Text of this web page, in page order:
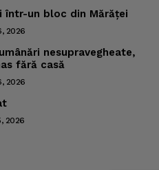
într-un bloc din Mărăţei
2026
nesupravegheate,
fără casă
2026
2026